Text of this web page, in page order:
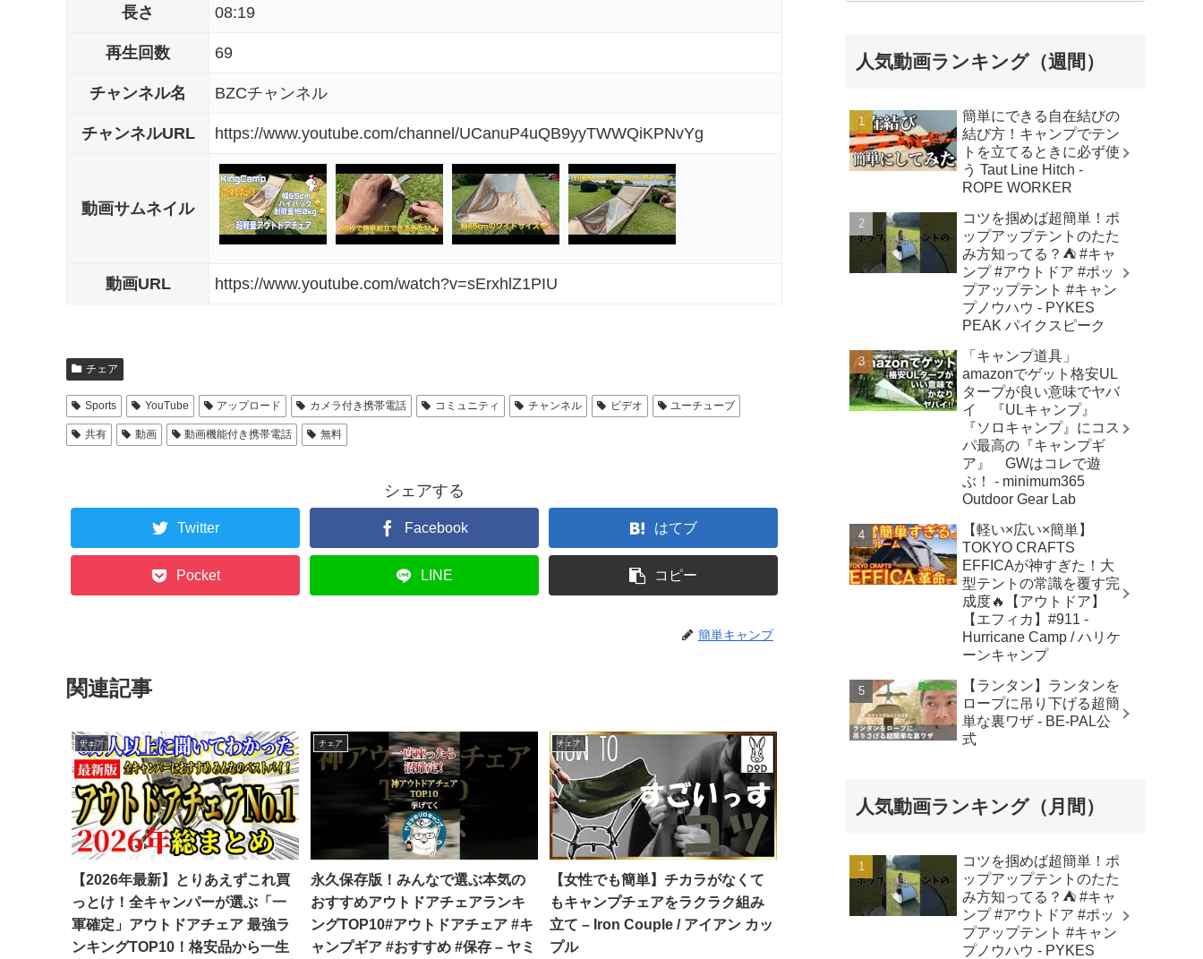
長さ 08:19
再生回数 69
チャンネル名 BZCチャンネル
チャンネルURL https://www.youtube.com/channel/UCanuP4uQB9yyTWWQiKPNvYg
動画サムネイル
動画URL https://www.youtube.com/watch?v=sErxhlZ1PIU
チェア
Sports YouTube アップロード カメラ付き携帯電話 コミュニティ チャンネル ビデオ ユーチューブ
共有 動画 動画機能付き携帯電話 無料
シェアする
Twitter Facebook はてブ
Pocket LINE コピー
簡単キャンプ
関連記事
チェア
【2026年最新】とりあえずこれ買
っとけ！全キャンパーが選ぶ「一
軍確定」アウトドアチェア 最強ラ
ンキングTOP10！格安品から一生
チェア
永久保存版！みんなで選ぶ本気の
おすすめアウトドアチェアランキ
ングTOP10#アウトドアチェア #キ
ャンプギア #おすすめ #保存 – ヤミ
チェア
【女性でも簡単】チカラがなくて
もキャンプチェアをラクラク組み
立て – Iron Couple / アイアン カッ
プル
人気動画ランキング（週間）
簡単にできる自在結びの
結び方！キャンプでテン
トを立てるときに必ず使
う Taut Line Hitch -
ROPE WORKER
コツを掴めば超簡単！ポ
ップアップテントのたた
み方知ってる？⛺️ #キャ
ンプ #アウトドア #ポッ
プアップテント #キャン
プノウハウ - PYKES
PEAK パイクスピーク
「キャンプ道具」
amazonでゲット格安UL
タープが良い意味でヤバ
イ 『ULキャンプ』
『ソロキャンプ』にコス
パ最高の『キャンプギ
ア』 GWはコレで遊
ぶ！ - minimum365
Outdoor Gear Lab
【軽い×広い×簡単】
TOKYO CRAFTS
EFFICAが神すぎた！大
型テントの常識を覆す完
成度🔥【アウトドア】
【エフィカ】#911 -
Hurricane Camp / ハリケ
ーンキャンプ
【ランタン】ランタンを
ロープに吊り下げる超簡
単な裏ワザ - BE-PAL公
式
人気動画ランキング（月間）
コツを掴めば超簡単！ポ
ップアップテントのたた
み方知ってる？⛺️ #キャ
ンプ #アウトドア #ポッ
プアップテント #キャン
プノウハウ - PYKES